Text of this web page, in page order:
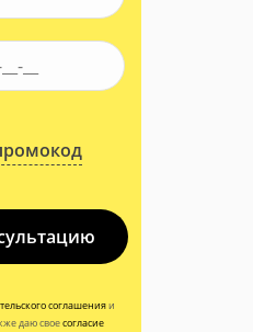
соглашенияи
даю своесогласие